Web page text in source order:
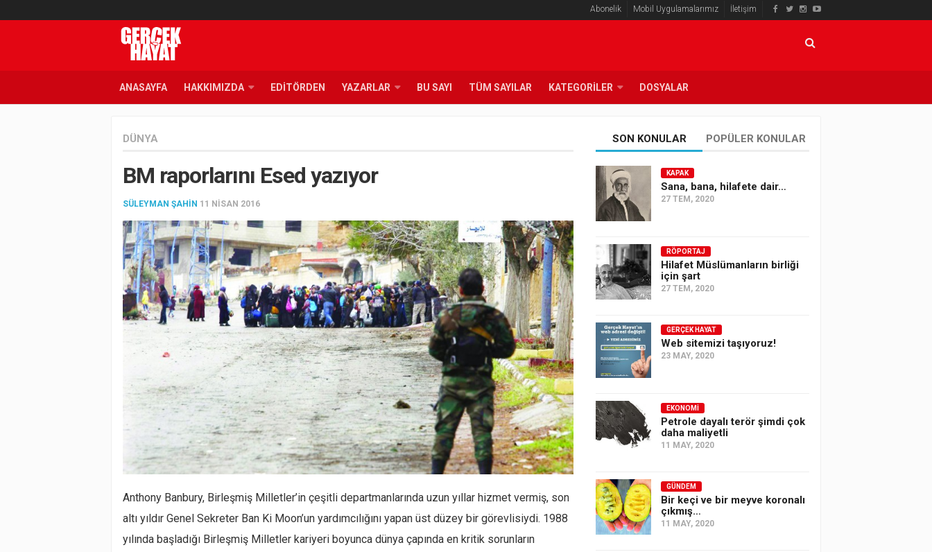
Abonelik Mobil Uygulamalarımız İletişim
ANASAYFA HAKKIMIZDA EDITÖRDEN YAZARLAR BU SAYI TÜM SAYILAR KATEGORILER DOSYALAR
DÜNYA
BM raporlarını Esed yazıyor
SÜLEYMAN ŞAHIN 11 NISAN 2016
Anthony Banbury, Birleşmiş Milletler’in çeşitli departmanlarında uzun yıllar hizmet vermiş, son
altı yıldır Genel Sekreter Ban Ki Moon’un yardımcılığını yapan üst düzey bir görevlisiydi. 1988
yılında başladığı Birleşmiş Milletler kariyeri boyunca dünya çapında en kritik sorunların
SON KONULAR POPÜLER KONULAR
KAPAK
Sana, bana, hilafete dair…
27 TEM, 2020
RÖPORTAJ
Hilafet Müslümanların birliği
için şart
27 TEM, 2020
GERÇEK HAYAT
Web sitemizi taşıyoruz!
23 MAY, 2020
EKONOMI
Petrole dayalı terör şimdi çok
daha maliyetli
11 MAY, 2020
GÜNDEM
Bir keçi ve bir meyve koronalı
çıkmış…
11 MAY, 2020